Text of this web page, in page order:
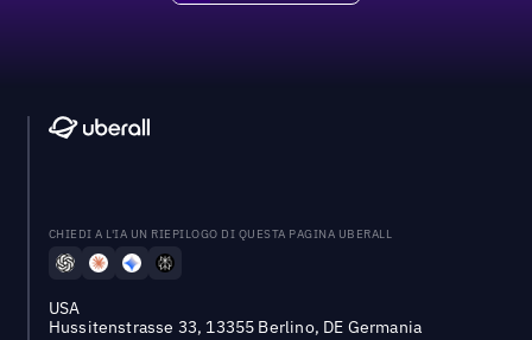
CHIEDI A L'IA UN RIEPILOGO DI QUESTA PAGINA UBERALL
USA
Hussitenstrasse 33, 13355 Berlino, DE Germania